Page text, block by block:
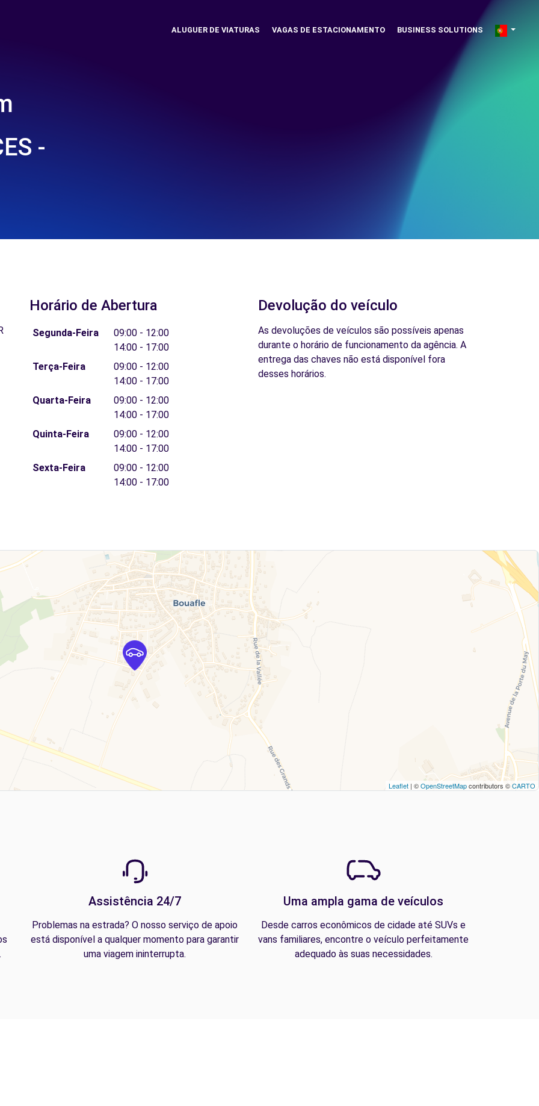
ALUGUER DE VIATURAS VAGAS DE ESTACIONAMENTO BUSINESS SOLUTIONS
-
Horário de Abertura
Segunda-Feira
09:00 - 12:00
14:00 - 17:00
Terça-Feira
09:00 - 12:00
14:00 - 17:00
Quarta-Feira
09:00 - 12:00
14:00 - 17:00
Quinta-Feira
09:00 - 12:00
14:00 - 17:00
Sexta-Feira
09:00 - 12:00
14:00 - 17:00
Devolução do veículo
As devoluções de veículos são possíveis apenas
durante o horário de funcionamento da agência. A
entrega das chaves não está disponível fora
desses horários.
Leaflet | ©OpenStreetMapcontributors ©CARTO
Assistência 24/7
Problemas na estrada? O nosso serviço de apoio
está disponível a qualquer momento para garantir
uma viagem ininterrupta.
Uma ampla gama de veículos
Desde carros econômicos de cidade até SUVs e
vans familiares, encontre o veículo perfeitamente
adequado às suas necessidades.